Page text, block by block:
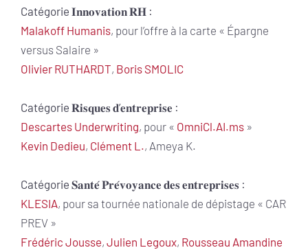
Catégorie 𝐈𝐧𝐧𝐨𝐯𝐚𝐭𝐢𝐨𝐧 𝐑𝐇 :
Malakoff Humanis, pour l’offre à la carte « Épargne
versus Salaire »
Olivier RUTHARDT, Boris SMOLIC
Catégorie 𝐑𝐢𝐬𝐪𝐮𝐞𝐬 𝐝’𝐞𝐧𝐭𝐫𝐞𝐩𝐫𝐢𝐬𝐞 :
Descartes Underwriting, pour « OmniCl.AI.ms »
Kevin Dedieu, Clément L., Ameya K.
Catégorie 𝐒𝐚𝐧𝐭𝐞́ 𝐏𝐫𝐞́𝐯𝐨𝐲𝐚𝐧𝐜𝐞 𝐝𝐞𝐬 𝐞𝐧𝐭𝐫𝐞𝐩𝐫𝐢𝐬𝐞𝐬 :
KLESIA, pour sa tournée nationale de dépistage « CAR
PREV »
Frédéric Jousse, Julien Legoux, Rousseau Amandine